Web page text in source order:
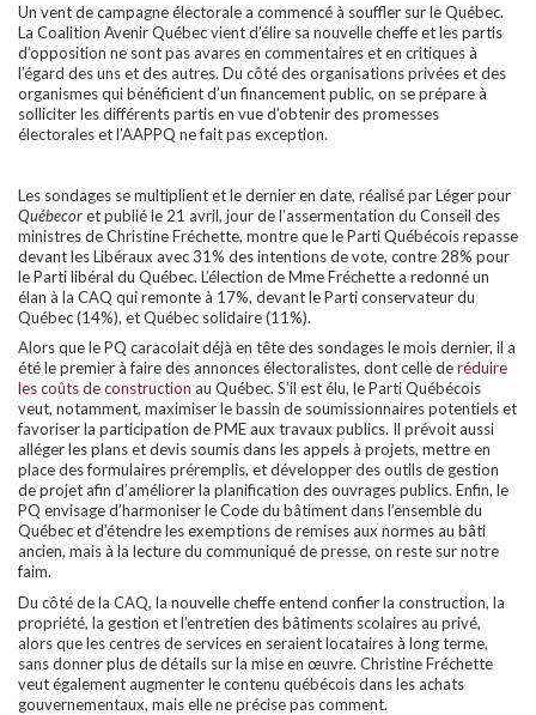
Un vent de campagne électorale a commencé à souffler sur le Québec.
La Coalition Avenir Québec vient d’élire sa nouvelle cheffe et les partis
d’opposition ne sont pas avares en commentaires et en critiques à
l’égard des uns et des autres. Du côté des organisations privées et des
organismes qui bénéficient d’un financement public, on se prépare à
solliciter les différents partis en vue d’obtenir des promesses
électorales et l’AAPPQ ne fait pas exception.
Les sondages se multiplient et le dernier en date, réalisé parLéger pour
Québecoret publié le 21 avril, jour de l’assermentation du Conseil des
ministres de Christine Fréchette, montre que le Parti Québécois repasse
devant les Libéraux avec 31% des intentions de vote, contre 28% pour
le Parti libéral du Québec. L’élection de Mme Fréchette a redonné un
élan à la CAQ qui remonte à 17%, devant le Parti conservateur du
Québec (14%), et Québec solidaire (11%).
Alors que le PQ caracolait déjà en tête des sondages le mois dernier, il a
été le premier à faire des annonces électoralistes, dont celle deréduire
les coûts de construction au Québec. S’il est élu, le Parti Québécois
veut, notamment, maximiser le bassin de soumissionnaires potentiels et
favoriser la participation de PME aux travaux publics. Il prévoit aussi
alléger les plans et devis soumis dans les appels à projets, mettre en
place des formulaires préremplis, et développer des outils de gestion
de projet afin d’améliorer la planification des ouvrages publics. Enfin, le
PQ envisage d’harmoniser le Code du bâtiment dans l’ensemble du
Québec et d’étendre les exemptions de remises aux normes au bâti
ancien, mais à la lecture du communiqué de presse, on reste sur notre
faim.
Du côté de la CAQ, la nouvelle cheffe entend confier la construction, la
propriété, la gestion et l’entretien des bâtiments scolaires au privé,
alors que les centres de services en seraient locataires à long terme,
sans donner plus de détails sur la mise en œuvre. Christine Fréchette
veut également augmenter le contenu québécois dans les achats
gouvernementaux, mais elle ne précise pas comment.